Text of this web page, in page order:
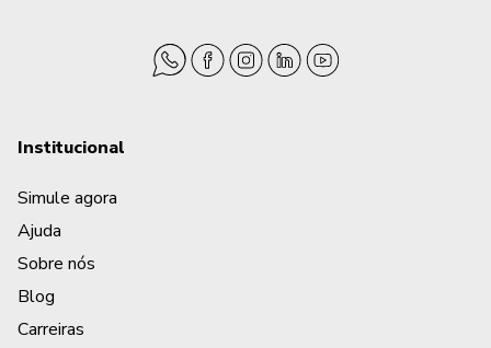
Institucional
Simule agora
Ajuda
Sobre nós
Blog
Carreiras